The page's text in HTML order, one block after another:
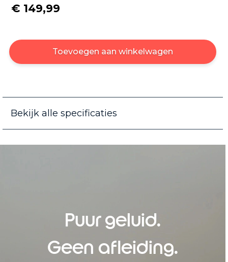
€ 149,99
Toevoegen aan winkelwagen
Bekijk alle specificaties
Puur geluid.
Geen afleiding.